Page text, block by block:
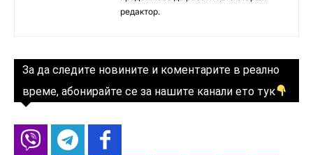
редактор.
За да следите новините и коментарите в реално
време, абонирайте се за нашите канали ето тук